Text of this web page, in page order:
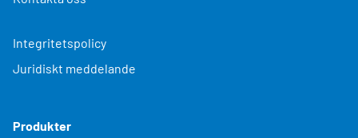
Integritetspolicy
Juridiskt meddelande
Produkter